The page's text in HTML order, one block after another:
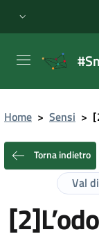
Home > Sensi >
Torna indietro
Val